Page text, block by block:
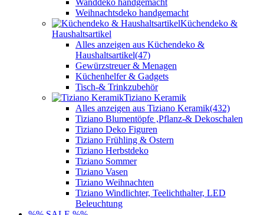
Wanddeko handgemacht
Weihnachtsdeko handgemacht
Küchendeko &
Haushaltsartikel
Alles anzeigen aus Küchendeko &
Haushaltsartikel(47)
Gewürzstreuer & Menagen
Küchenhelfer & Gadgets
Tisch-& Trinkzubehör
Tiziano Keramik
Alles anzeigen aus Tiziano Keramik(432)
Tiziano Blumentöpfe ,Pflanz-& Dekoschalen
Tiziano Deko Figuren
Tiziano Frühling & Ostern
Tiziano Herbstdeko
Tiziano Sommer
Tiziano Vasen
Tiziano Weihnachten
Tiziano Windlichter, Teelichthalter, LED
Beleuchtung